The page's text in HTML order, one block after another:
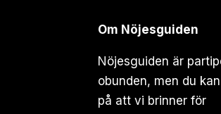
Om Nöjesguiden
Nöjesguiden är
obunden, men du
på att vi brinner för